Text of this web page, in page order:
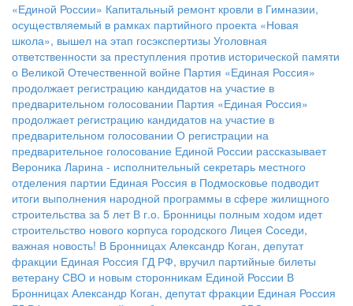
«Единой России» Капитальный ремонт кровли в Гимназии,
осуществляемый в рамках партийного проекта «Новая
школа», вышел на этап госэкспертизы Уголовная
ответственности за преступления против исторической памяти
о Великой Отечественной войне Партия «Единая Россия»
продолжает регистрацию кандидатов на участие в
предварительном голосовании Партия «Единая Россия»
продолжает регистрацию кандидатов на участие в
предварительном голосовании О регистрации на
предварительное голосование Единой России рассказывает
Вероника Ларина - исполнительный секретарь местного
отделения партии Единая Россия в Подмосковье подводит
итоги выполнения народной программы в сфере жилищного
строительства за 5 лет В г.о. Бронницы полным ходом идет
строительство нового корпуса городского Лицея Соседи,
важная новость! В Бронницах Александр Коган, депутат
фракции Единая Россия ГД РФ, вручил партийные билеты
ветерану СВО и новым сторонникам Единой России В
Бронницах Александр Коган, депутат фракции Единая Россия